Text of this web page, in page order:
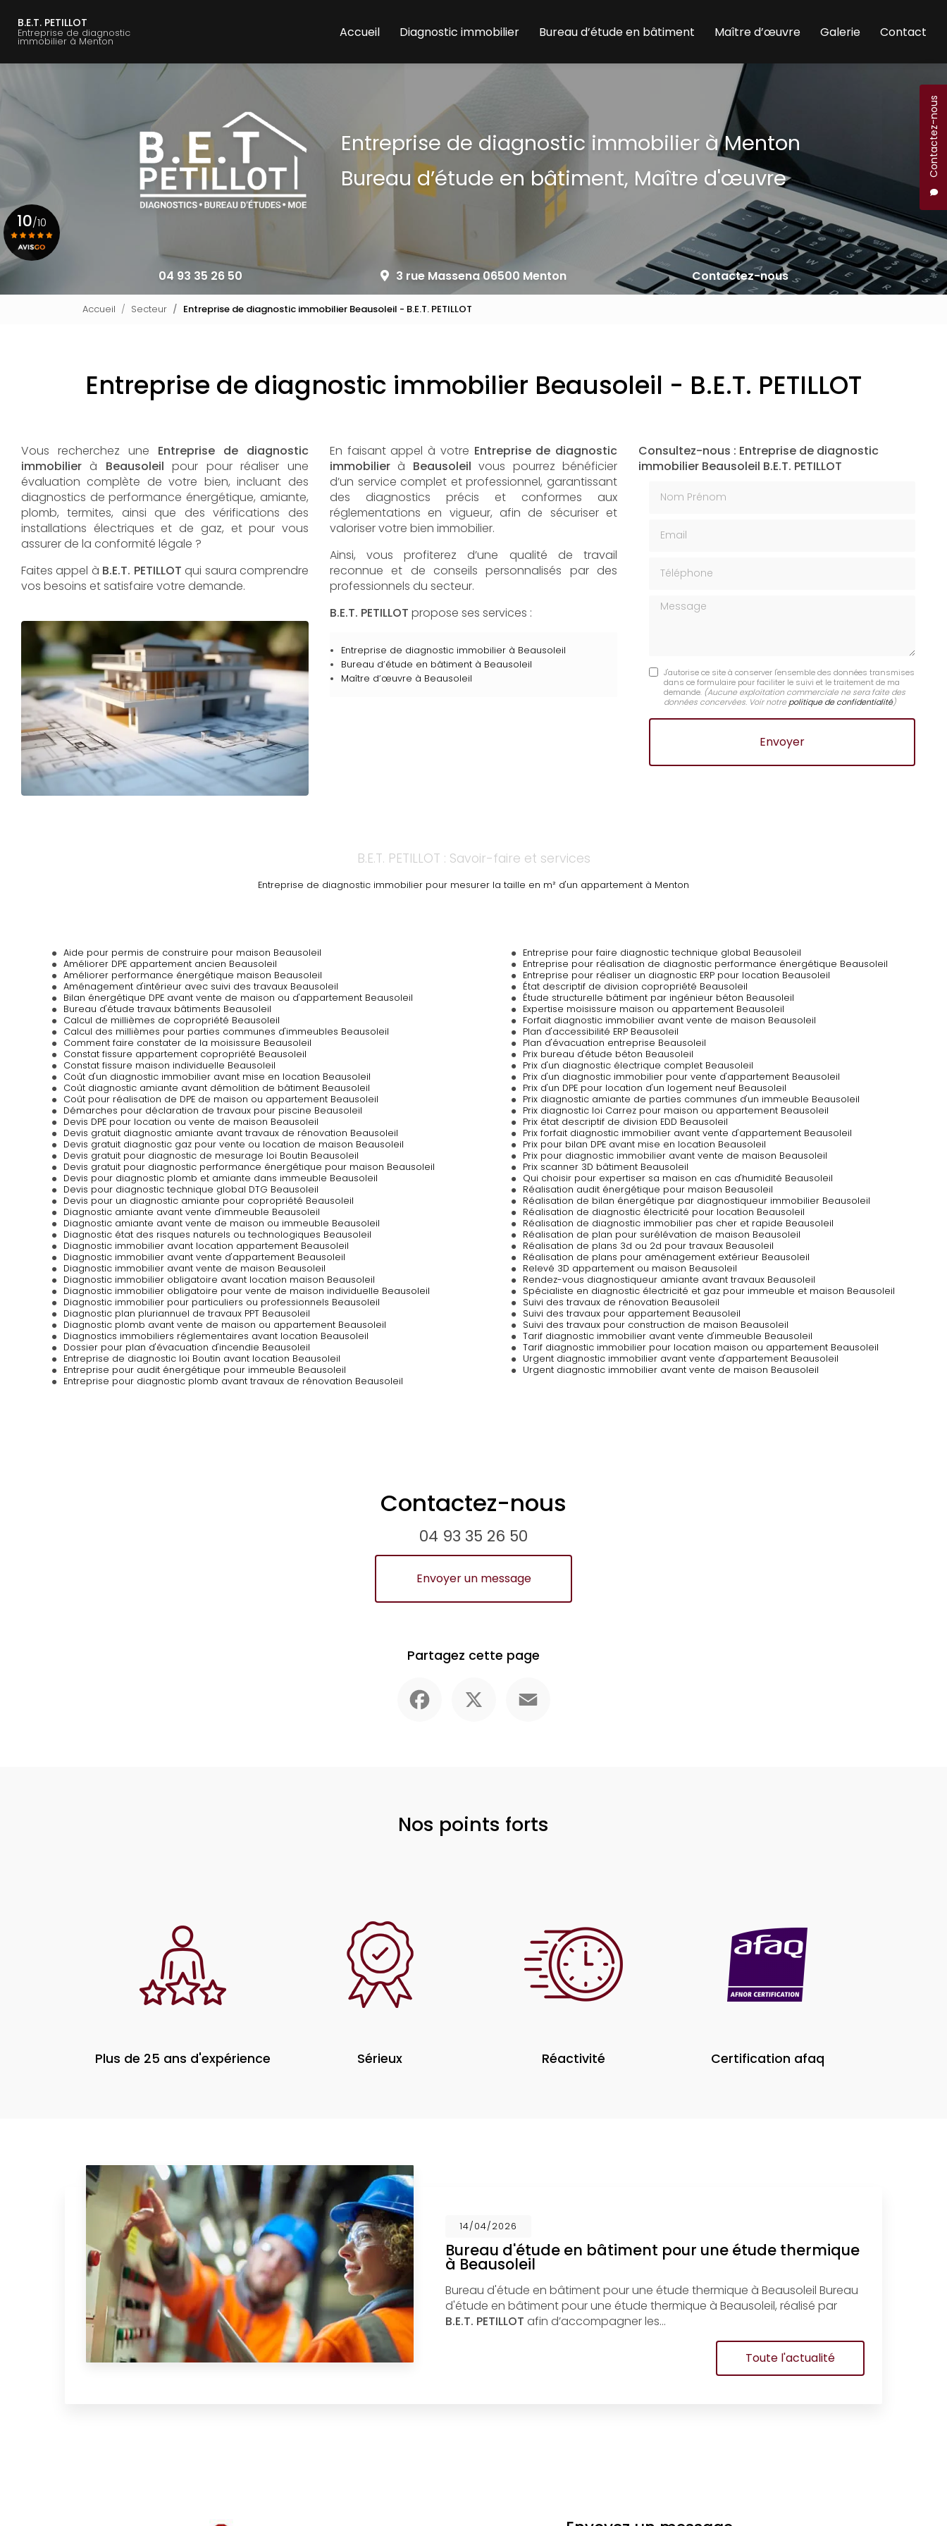
contenu
B.E.T. PETILLOT
Entreprise de diagnostic
immobilier à Menton
Contactez-nous
Accueil
Diagnostic immobilier Bureau d’étude en bâtiment Maître d’œuvre Galerie Contact
Entreprise de diagnostic immobilier à Menton
Bureau d’étude en bâtiment, Maître d'œuvre
04 93 35 26 50 3 rue Massena 06500 Menton Contactez-nous
10/10
Accueil Secteur Entreprise de diagnostic immobilier Beausoleil - B.E.T. PETILLOT
Entreprise de diagnostic immobilier Beausoleil - B.E.T. PETILLOT
Vous recherchez une Entreprise de diagnostic
immobilier à Beausoleil pour pour réaliser une
évaluation complète de votre bien, incluant des
diagnostics de performance énergétique, amiante,
plomb, termites, ainsi que des vérifications des
installations électriques et de gaz, et pour vous
assurer de la conformité légale ?
Faites appel à B.E.T. PETILLOT qui saura comprendre
vos besoins et satisfaire votre demande.
En faisant appel à votre Entreprise de diagnostic
immobilierà Beausoleil vous pourrez bénéficier
d’un service complet et professionnel, garantissant
des diagnostics précis et conformes aux
réglementations en vigueur, afin de sécuriser et
valoriser votre bien immobilier.
Ainsi, vous profiterez d’une qualité de travail
reconnue et de conseils personnalisés par des
professionnels du secteur.
B.E.T. PETILLOT propose ses services :
Entreprise de diagnostic immobilier à Beausoleil
Bureau d’étude en bâtiment à Beausoleil
Maître d’œuvre à Beausoleil
Consultez-nous : Entreprise de diagnostic
immobilier Beausoleil B.E.T. PETILLOT
Message
J'autorise ce site à conserver l'ensemble des données transmises
dans ce formulaire pour faciliter le suivi et le traitement de ma
demande. (Aucune exploitation commerciale ne sera faite des
données concervées. Voir notre politique de confidentialité)
B.E.T. PETILLOT : Savoir-faire et services
Entreprise de diagnostic immobilier pour mesurer la taille en m² d'un appartement à Menton
Aide pour permis de construire pour maison Beausoleil
Améliorer DPE appartement ancien Beausoleil
Améliorer performance énergétique maison Beausoleil
Aménagement d'intérieur avec suivi des travaux Beausoleil
Bilan énergétique DPE avant vente de maison ou d'appartement Beausoleil
Bureau d'étude travaux bâtiments Beausoleil
Calcul de millièmes de copropriété Beausoleil
Calcul des millièmes pour parties communes d'immeubles Beausoleil
Comment faire constater de la moisissure Beausoleil
Constat fissure appartement copropriété Beausoleil
Constat fissure maison individuelle Beausoleil
Coût d'un diagnostic immobilier avant mise en location Beausoleil
Coût diagnostic amiante avant démolition de bâtiment Beausoleil
Coût pour réalisation de DPE de maison ou appartement Beausoleil
Démarches pour déclaration de travaux pour piscine Beausoleil
Devis DPE pour location ou vente de maison Beausoleil
Devis gratuit diagnostic amiante avant travaux de rénovation Beausoleil
Devis gratuit diagnostic gaz pour vente ou location de maison Beausoleil
Devis gratuit pour diagnostic de mesurage loi Boutin Beausoleil
Devis gratuit pour diagnostic performance énergétique pour maison Beausoleil
Devis pour diagnostic plomb et amiante dans immeuble Beausoleil
Devis pour diagnostic technique global DTG Beausoleil
Devis pour un diagnostic amiante pour copropriété Beausoleil
Diagnostic amiante avant vente d'immeuble Beausoleil
Diagnostic amiante avant vente de maison ou immeuble Beausoleil
Diagnostic état des risques naturels ou technologiques Beausoleil
Diagnostic immobilier avant location appartement Beausoleil
Diagnostic immobilier avant vente d'appartement Beausoleil
Diagnostic immobilier avant vente de maison Beausoleil
Diagnostic immobilier obligatoire avant location maison Beausoleil
Diagnostic immobilier obligatoire pour vente de maison individuelle Beausoleil
Diagnostic immobilier pour particuliers ou professionnels Beausoleil
Diagnostic plan pluriannuel de travaux PPT Beausoleil
Diagnostic plomb avant vente de maison ou appartement Beausoleil
Diagnostics immobiliers réglementaires avant location Beausoleil
Dossier pour plan d'évacuation d'incendie Beausoleil
Entreprise de diagnostic loi Boutin avant location Beausoleil
Entreprise pour audit énergétique pour immeuble Beausoleil
Entreprise pour diagnostic plomb avant travaux de rénovation Beausoleil
Entreprise pour faire diagnostic technique global Beausoleil
Entreprise pour réalisation de diagnostic performance énergétique Beausoleil
Entreprise pour réaliser un diagnostic ERP pour location Beausoleil
État descriptif de division copropriété Beausoleil
Étude structurelle bâtiment par ingénieur béton Beausoleil
Expertise moisissure maison ou appartement Beausoleil
Forfait diagnostic immobilier avant vente de maison Beausoleil
Plan d'accessibilité ERP Beausoleil
Plan d'évacuation entreprise Beausoleil
Prix bureau d'étude béton Beausoleil
Prix d'un diagnostic électrique complet Beausoleil
Prix d'un diagnostic immobilier pour vente d'appartement Beausoleil
Prix d'un DPE pour location d'un logement neuf Beausoleil
Prix diagnostic amiante de parties communes d'un immeuble Beausoleil
Prix diagnostic loi Carrez pour maison ou appartement Beausoleil
Prix état descriptif de division EDD Beausoleil
Prix forfait diagnostic immobilier avant vente d'appartement Beausoleil
Prix pour bilan DPE avant mise en location Beausoleil
Prix pour diagnostic immobilier avant vente de maison Beausoleil
Prix scanner 3D bâtiment Beausoleil
Qui choisir pour expertiser sa maison en cas d'humidité Beausoleil
Réalisation audit énergétique pour maison Beausoleil
Réalisation de bilan énergétique par diagnostiqueur immobilier Beausoleil
Réalisation de diagnostic électricité pour location Beausoleil
Réalisation de diagnostic immobilier pas cher et rapide Beausoleil
Réalisation de plan pour surélévation de maison Beausoleil
Réalisation de plans 3d ou 2d pour travaux Beausoleil
Réalisation de plans pour aménagement extérieur Beausoleil
Relevé 3D appartement ou maison Beausoleil
Rendez-vous diagnostiqueur amiante avant travaux Beausoleil
Spécialiste en diagnostic électricité et gaz pour immeuble et maison Beausoleil
Suivi des travaux de rénovation Beausoleil
Suivi des travaux pour appartement Beausoleil
Suivi des travaux pour construction de maison Beausoleil
Tarif diagnostic immobilier avant vente d'immeuble Beausoleil
Tarif diagnostic immobilier pour location maison ou appartement Beausoleil
Urgent diagnostic immobilier avant vente d'appartement Beausoleil
Urgent diagnostic immobilier avant vente de maison Beausoleil
Contactez-nous
04 93 35 26 50
Envoyer un message
Partagez cette page
Nos points forts
Plus de 25 ans d'expérience Sérieux Réactivité Certification afaq
14/04/2026
Bureau d'étude en bâtiment pour une étude thermique
à Beausoleil
Bureau d'étude en bâtiment pour une étude thermique à Beausoleil Bureau
d'étude en bâtiment pour une étude thermique à Beausoleil, réalisé par
B.E.T. PETILLOT afin d’accompagner les…
Toute l'actualité